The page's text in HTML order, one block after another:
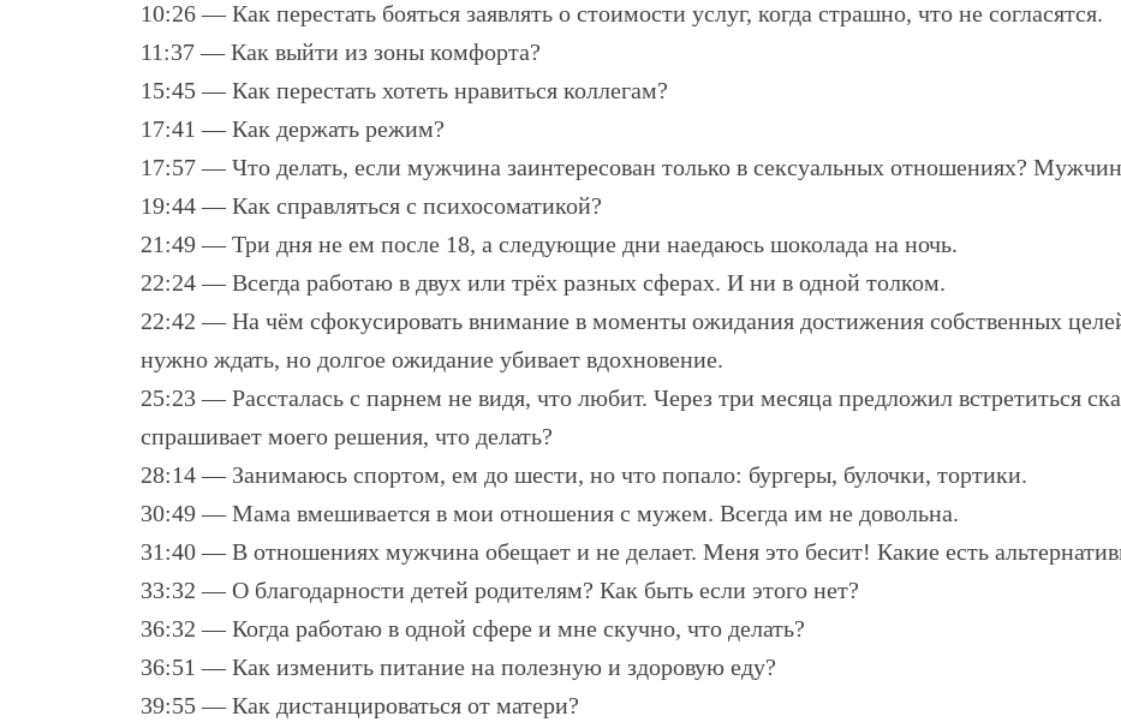
10:26 — Как перестать бояться заявлять о стоимости услуг, когда страшно, что не согласятся.
11:37 — Как выйти из зоны комфорта?
15:45 — Как перестать хотеть нравиться коллегам?
17:41 — Как держать режим?
17:57 — Что делать, если мужчина заинтересован только в сексуальных отношениях?
19:44 — Как справляться с психосоматикой?
21:49 — Три дня не ем после 18, а следующие дни наедаюсь шоколада на ночь.
22:24 — Всегда работаю в двух или трёх разных сферах. И ни в одной толком.
22:42 — На чём сфокусировать внимание в моменты ожидания достижения собственных
нужно ждать, но долгое ожидание убивает вдохновение.
25:23 — Рассталась с парнем не видя, что любит. Через три месяца предложил встретиться
спрашивает моего решения, что делать?
28:14 — Занимаюсь спортом, ем до шести, но что попало: бургеры, булочки, тортики.
30:49 — Мама вмешивается в мои отношения с мужем. Всегда им не довольна.
31:40 — В отношениях мужчина обещает и не делает. Меня это бесит! Какие есть
33:32 — О благодарности детей родителям? Как быть если этого нет?
36:32 — Когда работаю в одной сфере и мне скучно, что делать?
36:51 — Как изменить питание на полезную и здоровую еду?
39:55 — Как дистанцироваться от матери?